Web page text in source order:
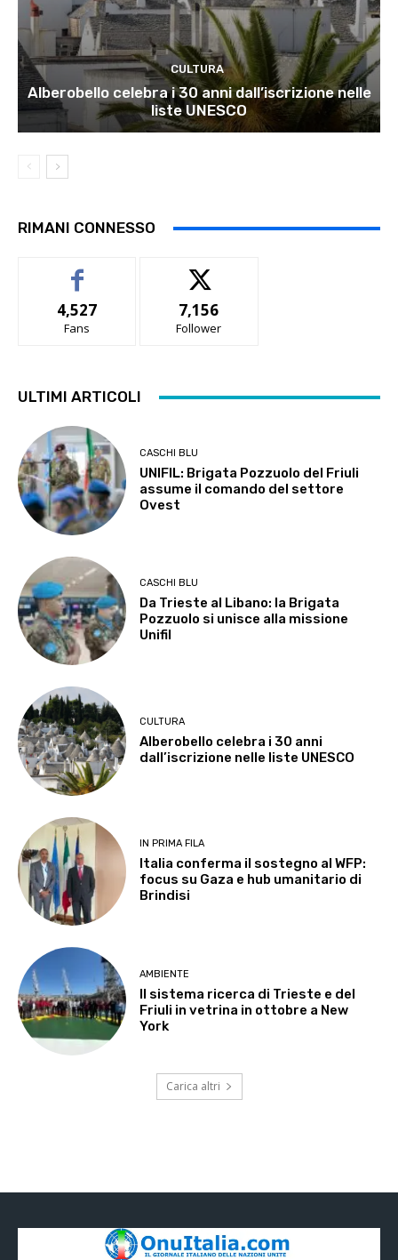
CULTURA
Alberobello celebra i 30 anni dall’iscrizione nelle
liste UNESCO
RIMANI CONNESSO
4,527
Fans
7,156
Follower
ULTIMI ARTICOLI
CASCHI BLU
UNIFIL: Brigata Pozzuolo del Friuli
assume il comando del settore
Ovest
CASCHI BLU
Da Trieste al Libano: la Brigata
Pozzuolo si unisce alla missione
Unifil
CULTURA
Alberobello celebra i 30 anni
dall’iscrizione nelle liste UNESCO
IN PRIMA FILA
Italia conferma il sostegno al WFP:
focus su Gaza e hub umanitario di
Brindisi
AMBIENTE
Il sistema ricerca di Trieste e del
Friuli in vetrina in ottobre a New
York
Carica altri